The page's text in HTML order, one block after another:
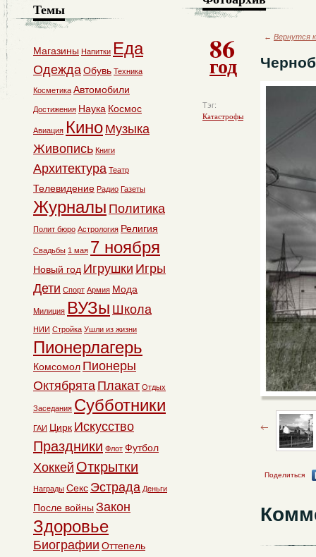
86
год
Тэг:
Катастрофы
← Вернутся
Поделиться
Темы
Магазины Напитки Еда
ОдеждаОбувь Техника
Косметика Автомобили
Достижения Наука Космос
Авиация Кино Музыка
Живопись Книги
Архитектура Театр
Телевидение Радио Газеты
Журналы Политика
Полит бюро Астрология Религия
Свадьбы 1 мая 7 ноября
Новый год Игрушки Игры
Дети Спорт Армия Мода
Милиция ВУЗы Школа
НИИ Стройка Ушли из жизни
Пионерлагерь
Комсомол Пионеры
Октябрята Плакат Отдых
Заседания Субботники
ГАИ Цирк Искусство
Праздники Флот Футбол
Хоккей Открытки
Награды Секс Эстрада Деньги
После войны Закон
Здоровье
Биографии Оттепель